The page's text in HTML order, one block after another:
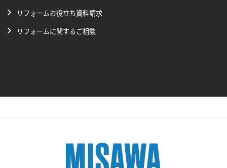
リフォームお役立ち資料請求
リフォームに関するご相談